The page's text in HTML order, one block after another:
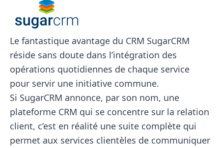
Le fantastique avantage du CRM SugarCRM
réside sans doute dans l’intégration des
opérations quotidiennes de chaque service
pour servir une initiative commune.
Si SugarCRM annonce, par son nom, une
plateforme CRM qui se concentre sur la relation
client, c’est en réalité une suite complète qui
permet aux services clientèles de communiquer